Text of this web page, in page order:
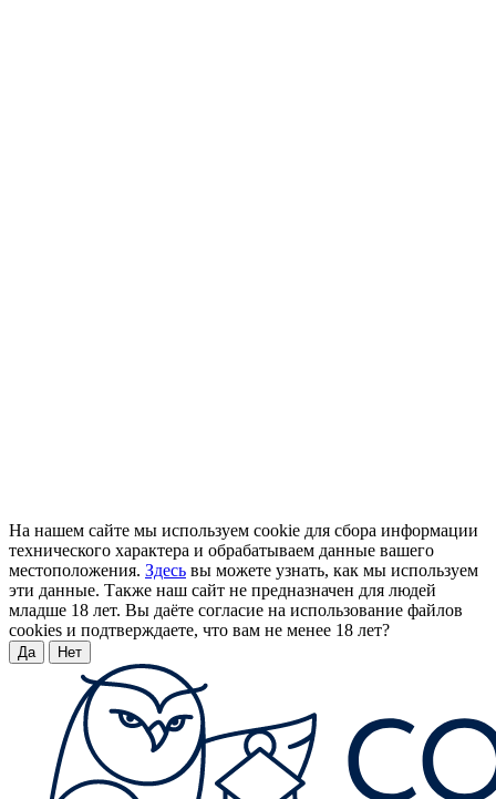
На нашем сайте мы используем cookie для сбора информации
технического характера и обрабатываем данные вашего
местоположения. Здесь вы можете узнать, как мы используем
эти данные. Также наш сайт не предназначен для людей
младше 18 лет. Вы даёте согласие на использование файлов
cookies и подтверждаете, что вам не менее 18 лет?
Да Нет